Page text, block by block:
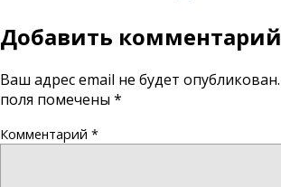
Добавить комментарий
Ваш адрес email не будет опубликован.
поля помечены *
Комментарий *